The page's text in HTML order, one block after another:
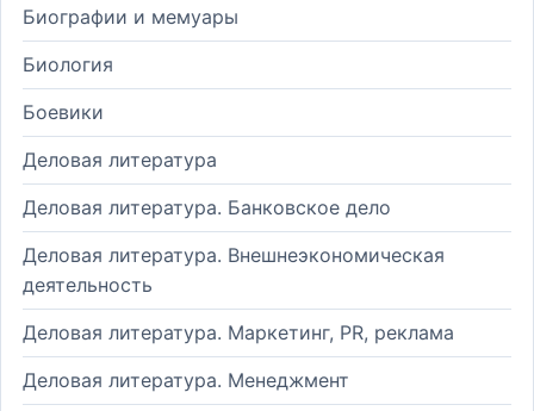
Биографии и мемуары
Биология
Боевики
Деловая литература
Деловая литература. Банковское дело
Деловая литература. Внешнеэкономическая
деятельность
Деловая литература. Маркетинг, PR, реклама
Деловая литература. Менеджмент